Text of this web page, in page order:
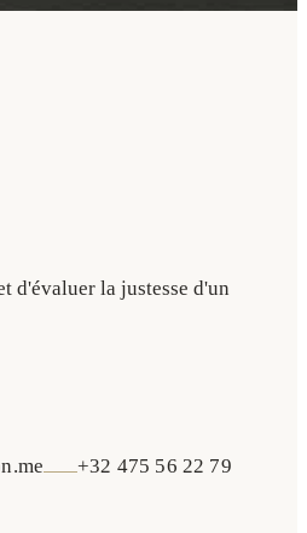
d'évaluer la justesse d'un
+32 475 56 22 79